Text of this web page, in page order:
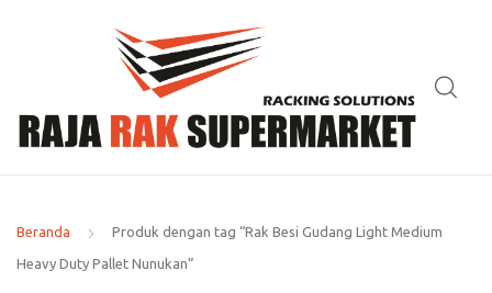
Beranda Produk dengan tag “Rak Besi Gudang Light Medium
Heavy Duty Pallet Nunukan”